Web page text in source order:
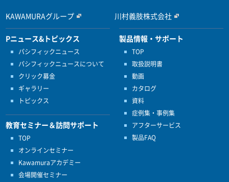
KAWAMURAグループ 川村義肢株式会社
Pニュース&トピックス
パシフィックニュース
パシフィックニュースについて
クリック募金
ギャラリー
トピックス
教育セミナー＆訪問サポート
TOP
オンラインセミナー
Kawamuraアカデミー
会場開催セミナー
製品情報・サポート
TOP
取扱説明書
動画
カタログ
資料
症例集・事例集
アフターサービス
製品FAQ